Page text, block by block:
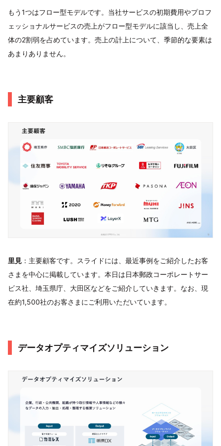
もう1つはフロー型モデルです。当社サービスの初期費用やプロフ
ェッショナルサービスの売上がフロー型モデルに該当し、売上全
体の2割弱を占めています。売上の計上について、季節的な要素は
あまりありません。
主要顧客
里見 ：主要顧客です。スライドには、最近事例をご紹介したお客
さまを中心に掲載しています。本日は日本郵政コーポレートサー
ビス社、埼玉県庁、大田区などをご紹介していきます。なお、現
在約1,500社のお客さまにご利用いただいています。
データオプティマイズソリューション